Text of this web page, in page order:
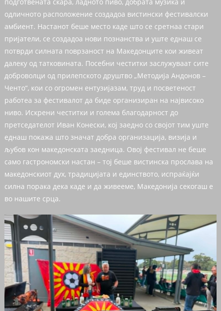
одличното расположение создадоа вистински фестивалски
амбиент. Настанот беше место каде што се сретнаа стари
пријатели, се создадоа нови познанства и уште еднаш се
потврди силната поврзаност на Македонците кои живеат
далеку од татковината. Посебни честитки заслужуваат сите
доброволци од прилепското друштво „Методија Андонов –
Ченто“, кои со огромен ентузијазам, труд и посветеност
работеа за фестивалот да биде организиран на највисоко
ниво. Искрени честитки и голема благодарност до
претседателот Иван Конески, кој заедно со својот тим уште
еднаш покажа што значат добра организација, визија и
љубов кон македонската заедница. Овој фестивал не беше
само гастрономски настан – тој беше вистинска прослава на
македонскиот дух, традицијата и единството, испраќајќи
силна порака дека каде и да живееме, Македонија секогаш е
во нашите срца.